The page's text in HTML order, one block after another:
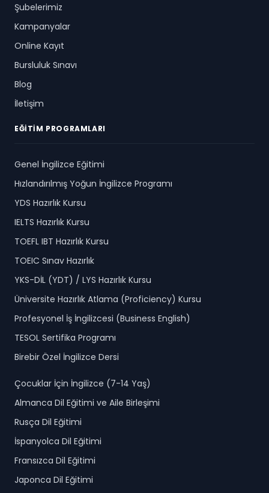
Şubelerimiz
Kampanyalar
Online Kayıt
Bursluluk Sınavı
Blog
İletişim
EĞITIM PROGRAMLARI
Genel İngilizce Eğitimi
Hızlandırılmış Yoğun İngilizce Programı
YDS Hazırlık Kursu
IELTS Hazırlık Kursu
TOEFL IBT Hazırlık Kursu
TOEIC Sınav Hazırlık
YKS-DİL (YDT) / LYS Hazırlık Kursu
Üniversite Hazırlık Atlama (Proficiency) Kursu
Profesyonel İş İngilizcesi (Business English)
TESOL Sertifika Programı
Birebir Özel İngilizce Dersi
Çocuklar İçin İngilizce (7-14 Yaş)
Almanca Dil Eğitimi ve Aile Birleşimi
Rusça Dil Eğitimi
İspanyolca Dil Eğitimi
Fransızca Dil Eğitimi
Japonca Dil Eğitimi